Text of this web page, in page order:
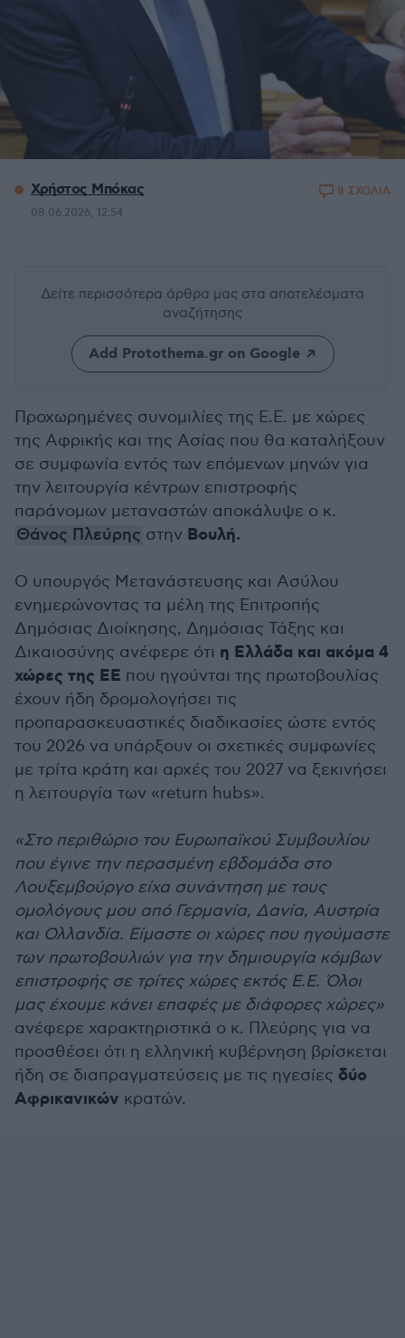
Χρήστος Μπόκας
08.06.2026, 12:54
8 ΣΧΟΛΙΑ
Δείτε περισσότερα άρθρα μας στα αποτελέσματα
αναζήτησης
Add Protothema.gr on Google
Προχωρημένες συνομιλίες της Ε.Ε. με χώρες
της Αφρικής και της Ασίας που θα καταλήξουν
σε συμφωνία εντός των επόμενων μηνών για
την λειτουργία κέντρων επιστροφής
παράνομων μεταναστών αποκάλυψε ο κ.
Θάνος Πλεύρης στην Βουλή.
Ο υπουργός Μετανάστευσης και Ασύλου
ενημερώνοντας τα μέλη της Επιτροπής
Δημόσιας Διοίκησης, Δημόσιας Τάξης και
Δικαιοσύνης ανέφερε ότι η Ελλάδα και ακόμα 4
χώρες της ΕΕ που ηγούνται της πρωτοβουλίας
έχουν ήδη δρομολογήσει τις
προπαρασκευαστικές διαδικασίες ώστε εντός
του 2026 να υπάρξουν οι σχετικές συμφωνίες
με τρίτα κράτη και αρχές του 2027 να ξεκινήσει
η λειτουργία των «return hubs».
«Στο περιθώριο του Ευρωπαϊκού Συμβουλίου
που έγινε την περασμένη εβδομάδα στο
Λουξεμβούργο είχα συνάντηση με τους
ομολόγους μου από Γερμανία, Δανία, Αυστρία
και Ολλανδία. Είμαστε οι χώρες που ηγούμαστε
των πρωτοβουλιών για την δημιουργία κόμβων
επιστροφής σε τρίτες χώρες εκτός Ε.Ε. Όλοι
μας έχουμε κάνει επαφές με διάφορες χώρες»
ανέφερε χαρακτηριστικά ο κ. Πλεύρης για να
προσθέσει ότι η ελληνική κυβέρνηση βρίσκεται
ήδη σε διαπραγματεύσεις με τις ηγεσίες δύο
Αφρικανικών κρατών.